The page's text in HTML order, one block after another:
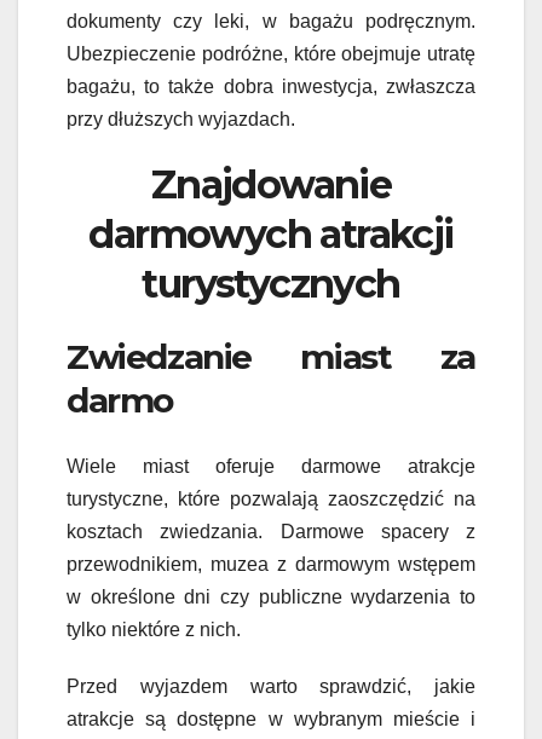
dokumenty czy leki, w bagażu podręcznym.
Ubezpieczenie podróżne, które obejmuje utratę
bagażu, to także dobra inwestycja, zwłaszcza
przy dłuższych wyjazdach.
Znajdowanie
darmowych atrakcji
turystycznych
Zwiedzanie miast za
darmo
Wiele miast oferuje darmowe atrakcje
turystyczne, które pozwalają zaoszczędzić na
kosztach zwiedzania. Darmowe spacery z
przewodnikiem, muzea z darmowym wstępem
w określone dni czy publiczne wydarzenia to
tylko niektóre z nich.
Przed wyjazdem warto sprawdzić, jakie
atrakcje są dostępne w wybranym mieście i